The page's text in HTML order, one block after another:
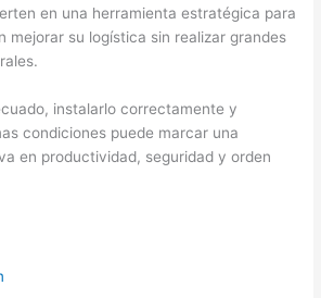
en una herramienta estratégica para
mejorar su logística sin realizar grandes
instalarlo correctamente y
condiciones puede marcar una
en productividad, seguridad y orden